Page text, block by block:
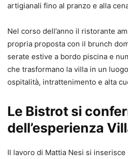
artigianali fino al pranzo e alla
Nel corso dell’anno il ristorante
propria proposta con il brunch
serate estive a bordo piscina e
che trasformano la villa in un
ospitalità, intrattenimento e alta
Le Bistrot si
dell’esperienza
Il lavoro di Mattia Nesi si